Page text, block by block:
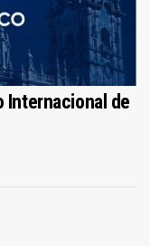
Internacional de